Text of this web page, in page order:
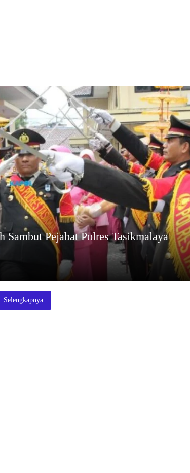
Sambut Pejabat Polres Tasikmalaya
Selengkapnya